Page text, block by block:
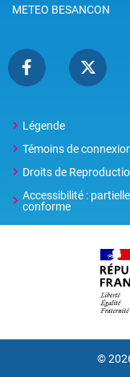
METEO BESANCON
Légende
Témoins de
Droits de
Accessibilité :
conforme
©